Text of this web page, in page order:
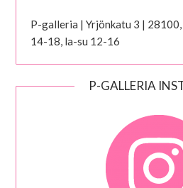
P-galleria | Yrjönkatu 3 |
14-18, la-su 12-16
P-GALLERIA